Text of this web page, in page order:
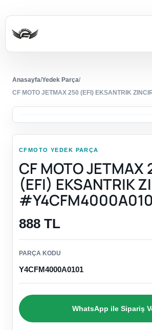
Anasayfa/Yedek Parça/
CF MOTO JETMAX 250 (EFI) EKSANTRIK
CFMOTO YEDEK PARÇA
CF MOTO JETMAX
(EFI) EKSANTRIK
888 TL
PARÇA KODU
Y4CFM4000A0101
WhatsApp ile Sipariş